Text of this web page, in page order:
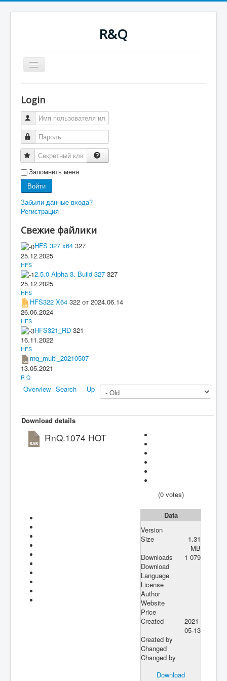
R&Q
Включить/
выключить
Форум
Последнее
Поиск
Скачать
Ночные сборки
Файлы
RQводство
Login
Запомнить меня
Войти
Забыли данные входа?
Регистрация
Свежие файлики
HFS 327 x64 327
25.12.2025
HFS
2.5.0 Alpha 3. Build 327 327
25.12.2025
HFS
HFS322 X64 322 от 2024.06.14
26.06.2024
HFS
HFS321_RD 321
16.11.2022
HFS
rnq_multi_20210507
13.05.2021
R Q
Overview Search Up
Download details
RnQ.1074 HOT
(0 votes)
Data
Version
Size
1.31
MB
Downloads
1 079
Download
Language
License
Author
Website
Price
Created
2021-
05-13
Created by
Changed
Changed by
Download